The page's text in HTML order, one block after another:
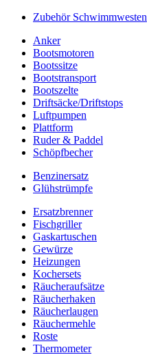
Zubehör Schwimmwesten
Anker
Bootsmotoren
Bootssitze
Bootstransport
Bootszelte
Driftsäcke/Driftstops
Luftpumpen
Plattform
Ruder & Paddel
Schöpfbecher
Benzinersatz
Glühstrümpfe
Ersatzbrenner
Fischgriller
Gaskartuschen
Gewürze
Heizungen
Kochersets
Räucheraufsätze
Räucherhaken
Räucherlaugen
Räuchermehle
Roste
Thermometer